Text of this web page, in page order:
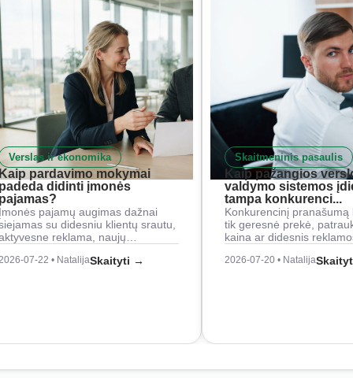
Verslas ir ekonomika
pardavimo mokymai
didinti įmonės
pajamų augimas dažnai
su didesniu klientų srautu,
reklama, naujų…
07-22 • NatalijaSkaityti →
Skaitmeninis pasaulis
Kaip pažangios
valdymo sistemos
tampa konkurenci...
Konkurencinį pranašumą
tik geresnė prekė,
kaina ar didesnis
2026-07-20 • Natalija